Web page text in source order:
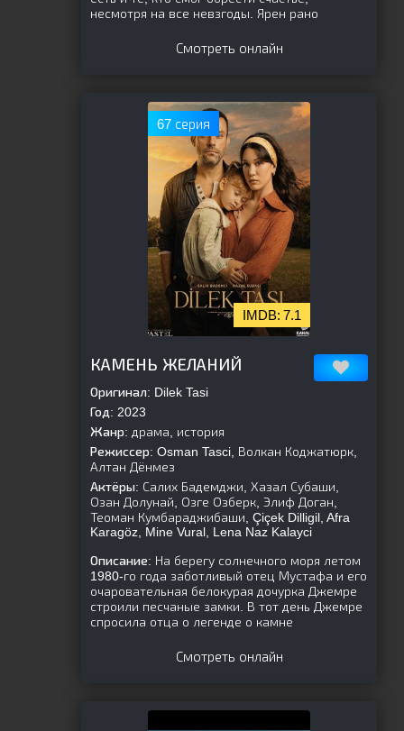
несмотря на все невзгоды. Ярен рано
Смотреть онлайн
67 серия
7.1
КАМЕНЬ ЖЕЛАНИЙ
Оригинал: Dilek Tasi
Год: 2023
Жанр: драма, история
Режиссер: Osman Tasci, Волкан Коджатюрк,
Алтан Дёнмез
Актёры: Салих Бадемджи, Хазал Субаши,
Озан Долунай, Озге Озберк, Элиф Доган,
Теоман Кумбараджибаши, Çiçek Dilligil, Afra
Karagöz, Mine Vural, Lena Naz Kalayci
Описание: На берегу солнечного моря летом
1980-го года заботливый отец Мустафа и его
очаровательная белокурая дочурка Джемре
строили песчаные замки. В тот день Джемре
спросила отца о легенде о камне
Смотреть онлайн